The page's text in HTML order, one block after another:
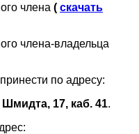
члена ( скачать
члена-владельца
по адресу:
Шмидта, 17, каб. 41.